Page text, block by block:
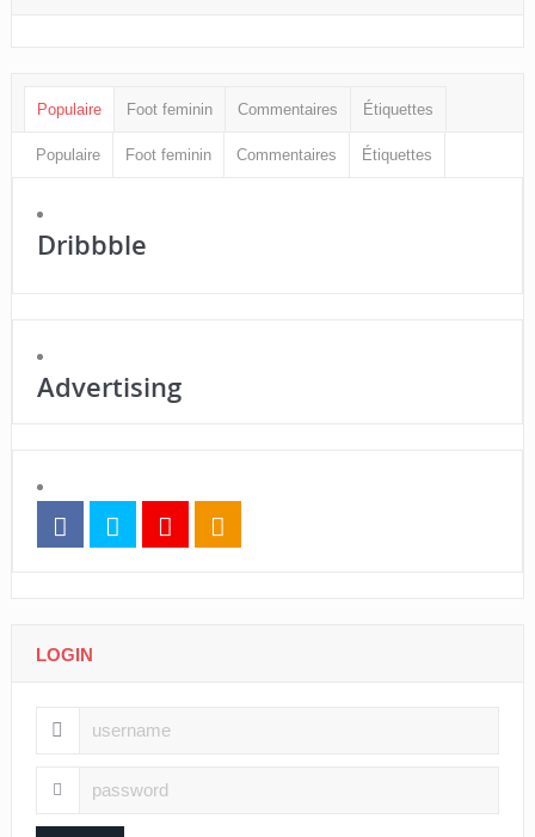
Populaire Foot feminin Commentaires Étiquettes
Populaire Foot feminin Commentaires Étiquettes
Dribbble
Advertising
LOGIN